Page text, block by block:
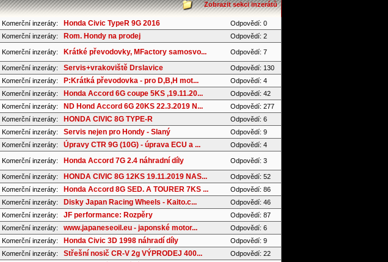
Zobrazit sekci inzerátů
Komerční inzeráty: Honda Civic TypeR 9G 2016 Odpovědí: 0
Komerční inzeráty: Rom. Hondy na prodej Odpovědí: 2
Komerční inzeráty: Krátké převodovky, MFactory samosvo... Odpovědí: 7
Komerční inzeráty: Servis+vrakoviště Drslavice Odpovědí: 130
Komerční inzeráty: P:Krátká převodovka - pro D,B,H mot... Odpovědí: 4
Komerční inzeráty: Honda Accord 6G coupe 5KS ,19.11.20... Odpovědí: 42
Komerční inzeráty: ND Hond Accord 6G 20KS 22.3.2019 N... Odpovědí: 277
Komerční inzeráty: HONDA CIVIC 8G TYPE-R Odpovědí: 6
Komerční inzeráty: Servis nejen pro Hondy - Slaný Odpovědí: 9
Komerční inzeráty: Úpravy CTR 9G (10G) - úprava ECU a ... Odpovědí: 4
Komerční inzeráty: Honda Accord 7G 2.4 náhradní díly Odpovědí: 3
Komerční inzeráty: HONDA CIVIC 8G 12KS 19.11.2019 NAS... Odpovědí: 52
Komerční inzeráty: Honda Accord 8G SED. A TOURER 7KS ... Odpovědí: 86
Komerční inzeráty: Disky Japan Racing Wheels - Kaito.c... Odpovědí: 46
Komerční inzeráty: JF performance: Rozpěry Odpovědí: 87
Komerční inzeráty: www.japaneseoil.eu - japonské motor... Odpovědí: 6
Komerční inzeráty: Honda Civic 3D 1998 náhradí díly Odpovědí: 9
Komerční inzeráty: Střešní nosič CR-V 2g VÝPRODEJ 400... Odpovědí: 22